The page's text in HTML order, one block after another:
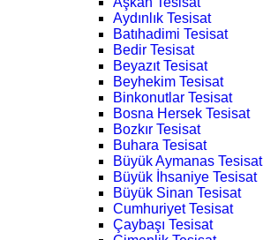
Aydınlık Tesisat
Batıhadimi Tesisat
Bedir Tesisat
Beyazıt Tesisat
Beyhekim Tesisat
Binkonutlar Tesisat
Bosna Hersek Tesisat
Bozkır Tesisat
Buhara Tesisat
Büyük Aymanas Tesisat
Büyük İhsaniye Tesisat
Büyük Sinan Tesisat
Cumhuriyet Tesisat
Çaybaşı Tesisat